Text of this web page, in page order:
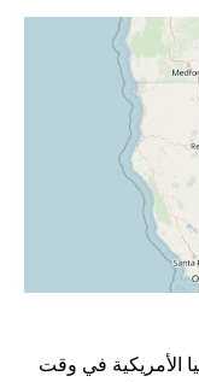
الأمريكية في وقت